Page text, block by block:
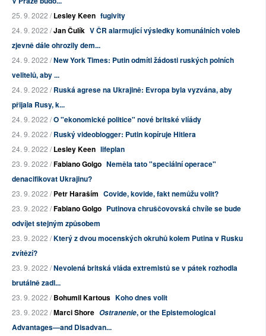
25. 9. 2022 /Lesley Keen fugivity
24. 9. 2022 /Jan Čulík V ČR alarmující výsledky komunálních voleb
zjevně dále ohrozily dem...
24. 9. 2022 /New York Times: Putin odmítl žádosti ruských polních
velitelů, aby ...
24. 9. 2022 /Ruská agrese na Ukrajině: Evropa byla vyzvána, aby
přijala Rusy, k...
24. 9. 2022 /O "ekonomické politice" nové britské vlíády
24. 9. 2022 /Ruský videoblogger: Putin kopíruje Hitlera
24. 9. 2022 /Lesley Keen lifeplan
23. 9. 2022 /Fabiano Golgo Neměla tato "speciální operace"
denacifikovat Ukrajinu?
23. 9. 2022 /Petr Haraším Covide, kovide, fakt nemůžu volit?
23. 9. 2022 /Fabiano Golgo Putinova chruščovovská chvíle se bude
odvíjet stejným způsobem
23. 9. 2022 /Který z dvou mocenských okruhů kolem Putina v Rusku
zvítězí?
23. 9. 2022 /Nevolená britská vláda extremistů se v pátek rozhodla
brutálně zadl...
23. 9. 2022 /Bohumil Kartous Koho dnes volit
23. 9. 2022 /Marci Shore Ostranenie, or the Epistemological
Advantages—and Disadvan...